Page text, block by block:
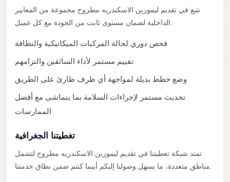
نتبع في تقديم ليموزين الاسكندريه مطروح مجموعة من المعايير
فحص دوري لحالة المركبات الميكانيكية والنظافة
تقييم مستمر لأداء السائقين والتزامهم
وضع خطط بديلة لمواجهة أي ظرف طارئ على الطريق
تحديث مستمر لإجراءات السلامة بما يتماشى مع أفضل
الممارسات
تغطيتنا الجغرافية
تمتد شبكة تغطيتنا في تقديم ليموزين الاسكندريه مطروح لتشمل
North
Coast
Limousine
Limousine
Capital
New